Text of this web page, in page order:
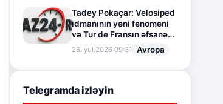
Tadey Pokaçar: Velosiped
idmanının yeni fenomeni
və Tur de Fransın əfsanəvi
səhifəsi
26.İyul.2026 09:31 Avropa
Telegramda izləyin